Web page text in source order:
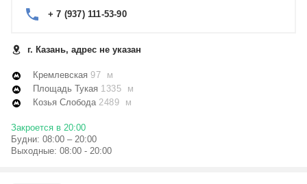
+ 7 (937) 111-53-90
г. Казань, адрес не указан
Кремлевская 97 м
Площадь Тукая 1335 м
Козья Слобода2489 м
Закроется в 20:00
Будни: 08:00 – 20:00
Выходные: 08:00 - 20:00